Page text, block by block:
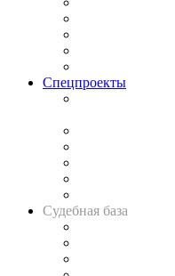
Спецпроекты
Судебная база